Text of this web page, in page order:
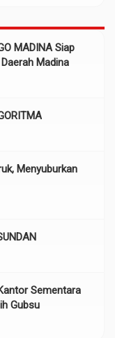
MADINA Siap
Madina
Menyuburkan
Sementara
Gubsu